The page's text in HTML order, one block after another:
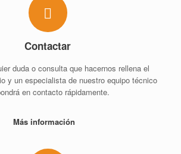
Contactar
duda o consulta que hacernos rellena el
y un especialista de nuestro equipo técnico
en contacto rápidamente.
Más información